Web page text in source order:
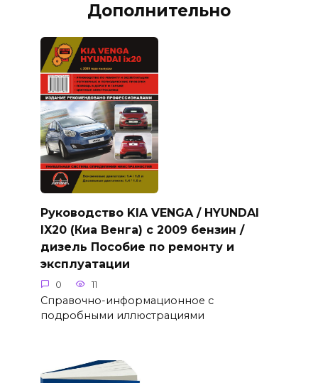
Дополнительно
Руководство KIA VENGA / HYUNDAI
IX20 (Киа Венга) с 2009 бензин /
дизель Пособие по ремонту и
эксплуатации
0 11
Справочно-информационное с
подробными иллюстрациями